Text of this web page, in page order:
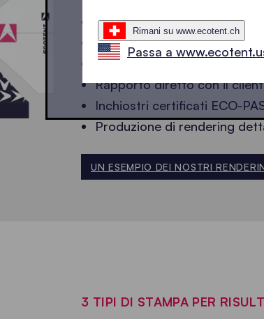
Tipografia interna
Team di esperti designer
Decine d'anni di esperienza
Rapporto diretto con il
Inchiostri certificati ECO-
Produzione di rendering
UN ESEMPIO DEI NOSTRI
3 TIPI DI STAMPA PER
Rimani su www.ecotent.ch
Passa a